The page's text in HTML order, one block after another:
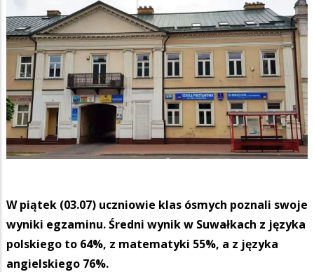
W piątek (03.07) uczniowie klas ósmych poznali swoje
wyniki egzaminu. Średni wynik w Suwałkach z języka
polskiego to 64%, z matematyki 55%, a z języka
angielskiego 76%.